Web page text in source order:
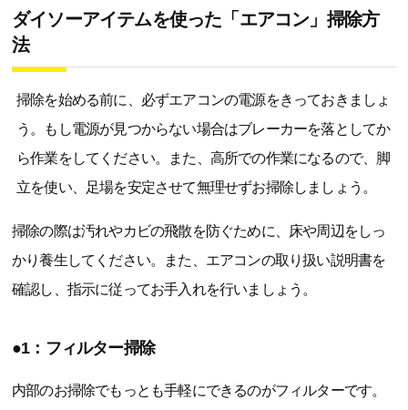
ダイソーアイテムを使った「エアコン」掃除方
法
掃除を始める前に、必ずエアコンの電源をきっておきましょ
う。もし電源が見つからない場合はブレーカーを落としてか
ら作業をしてください。また、高所での作業になるので、脚
立を使い、足場を安定させて無理せずお掃除しましょう。
掃除の際は汚れやカビの飛散を防ぐために、床や周辺をしっ
かり養生してください。また、エアコンの取り扱い説明書を
確認し、指示に従ってお手入れを行いましょう。
●1：フィルター掃除
内部のお掃除でもっとも手軽にできるのがフィルターです。